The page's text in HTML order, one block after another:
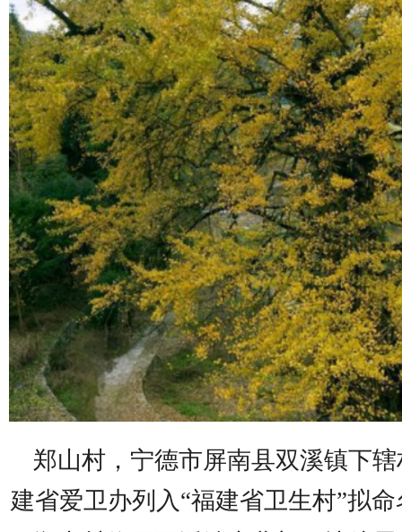
郑山村，宁德市屏南县双溪镇下
建省爱卫办列入“福建省卫生村”拟